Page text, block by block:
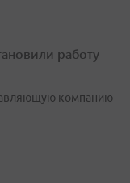
работу
компанию